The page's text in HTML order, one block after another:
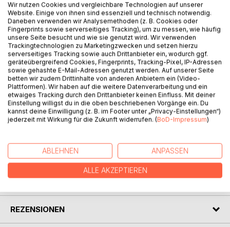
Origine erzählt die berührende Geschichte einer Frau, die
an ihrem Geburtstag ein Tagebuch ihres Urgroßvaters
Jakob erhält und somit erst sehr spät in ihrem Leben von
seiner Existenz erfährt. Jakob diente im ersten Weltkrieg in
der rumänischen Armee, ging dann nach Paris, heiratete
seine große Liebe und fand in Hamburg eine neue Heimat.
Neugierig auf ihre Herkunft und mit dem Ziel ihre
verlorenen Wurzeln zu finden, wagt sie den großen Schritt
und tritt eine Reise von Hamburg über Paris nach Rumänien
an. Eine Reise, die unter die Haut geht und in der Identität
und die Suche nach dem eigenen Platz im Leben eine
wichtige Rolle spielen.
AUTOR/IN
PRESSESTIMMEN
REZENSIONEN
Wir nutzen Cookies und vergleichbare Technologien auf unserer
Website. Einige von ihnen sind essenziell und technisch notwendig.
Daneben verwenden wir Analysemethoden (z. B. Cookies oder
Fingerprints sowie serverseitiges Tracking), um zu messen, wie häufig
unsere Seite besucht und wie sie genutzt wird. Wir verwenden
Trackingtechnologien zu Marketingzwecken und setzen hierzu
serverseitiges Tracking sowie auch Drittanbieter ein, wodurch ggf.
geräteübergreifend Cookies, Fingerprints, Tracking-Pixel, IP-Adressen
sowie gehashte E-Mail-Adressen genutzt werden. Auf unserer Seite
betten wir zudem Drittinhalte von anderen Anbietern ein (Video-
Plattformen). Wir haben auf die weitere Datenverarbeitung und ein
etwaiges Tracking durch den Drittanbieter keinen Einfluss. Mit deiner
Einstellung willigst du in die oben beschriebenen Vorgänge ein. Du
kannst deine Einwilligung (z. B. im Footer unter „Privacy-Einstellungen“)
jederzeit mit Wirkung für die Zukunft widerrufen. (BoD-Impressum)
ABLEHNEN ANPASSEN
ALLE AKZEPTIEREN